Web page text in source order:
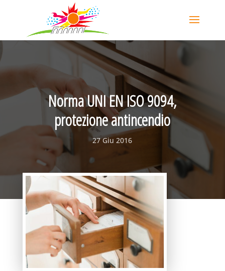
Norma UNI EN ISO 9094,
protezione antincendio
27 Giu 2016